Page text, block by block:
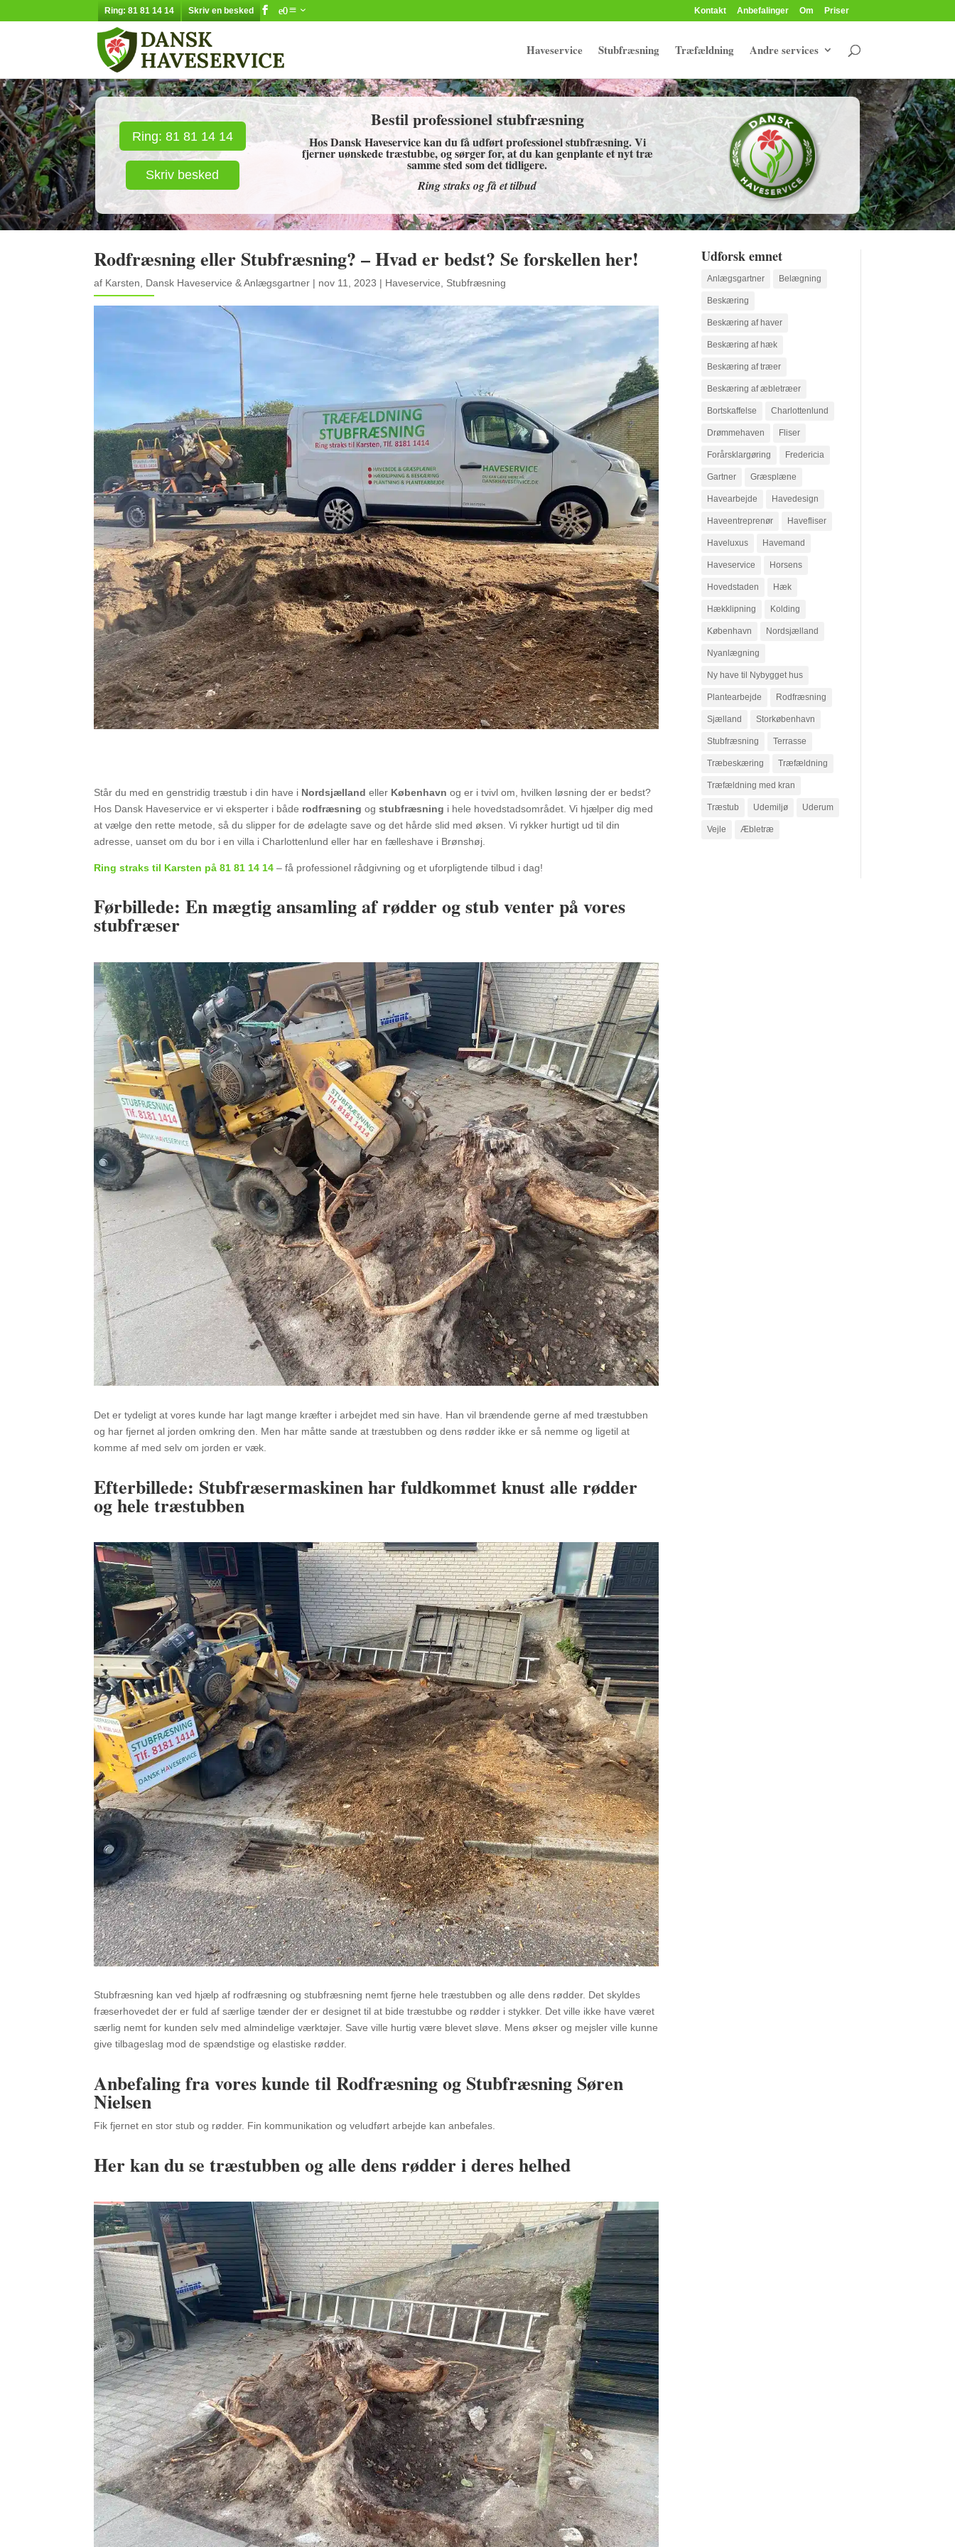
Kontakt Anbefalinger Om Priser
Ring: 81 81 14 14 Skriv en besked
Haveservice Stubfræsning Træfældning Andre services
Ring: 81 81 14 14
Skriv besked
Bestil professionel stubfræsning
Hos Dansk Haveservice kan du få udført professionel stubfræsning. Vi
fjerner uønskede træstubbe, og sørger for, at du kan genplante et nyt træ
samme sted som det tidligere.
Ring straks og få et tilbud
Rodfræsning eller Stubfræsning? – Hvad er bedst? Se forskellen her!
af Karsten, Dansk Haveservice & Anlægsgartner | nov 11, 2023 | Haveservice Stubfræsning
Står du med en genstridig træstub i din have i Nordsjælland eller København og er i tvivl om, hvilken løsning der er bedst?
Hos Dansk Haveservice er vi eksperter i både rodfræsning og stubfræsning i hele hovedstadsområdet. Vi hjælper dig med
at vælge den rette metode, så du slipper for de ødelagte save og det hårde slid med øksen. Vi rykker hurtigt ud til din
adresse, uanset om du bor i en villa i Charlottenlund eller har en fælleshave i Brønshøj.
Ring straks til Karsten på 81 81 14 14 – få professionel rådgivning og et uforpligtende tilbud i dag!
Førbillede: En mægtig ansamling af rødder og stub venter på vores
stubfræser
Det er tydeligt at vores kunde har lagt mange kræfter i arbejdet med sin have. Han vil brændende gerne af med træstubben
og har fjernet al jorden omkring den. Men har måtte sande at træstubben og dens rødder ikke er så nemme og ligetil at
komme af med selv om jorden er væk.
Efterbillede: Stubfræsermaskinen har fuldkommet knust alle rødder
og hele træstubben
Stubfræsning kan ved hjælp af rodfræsning og stubfræsning nemt fjerne hele træstubben og alle dens rødder. Det skyldes
fræserhovedet der er fuld af særlige tænder der er designet til at bide træstubbe og rødder i stykker. Det ville ikke have været
særlig nemt for kunden selv med almindelige værktøjer. Save ville hurtig være blevet sløve. Mens økser og mejsler ville kunne
give tilbageslag mod de spændstige og elastiske rødder.
Anbefaling fra vores kunde til Rodfræsning og Stubfræsning Søren
Nielsen
Fik fjernet en stor stub og rødder. Fin kommunikation og veludført arbejde kan anbefales.
Her kan du se træstubben og alle dens rødder i deres helhed
Udforsk emnet
Anlægsgartner Belægning
Beskæring
Beskæring af haver
Beskæring af hæk
Beskæring af træer
Beskæring af æbletræer
Bortskaffelse Charlottenlund
Drømmehaven Fliser
Forårsklargøring Fredericia
Gartner Græsplæne
Havearbejde Havedesign
Haveentreprenør Havefliser
Haveluxus Havemand
Haveservice Horsens
Hovedstaden Hæk
Hækklipning Kolding
København Nordsjælland
Nyanlægning
Ny have til Nybygget hus
Plantearbejde Rodfræsning
Sjælland Storkøbenhavn
Stubfræsning Terrasse
Træbeskæring Træfældning
Træfældning med kran
Træstub Udemiljø Uderum
Vejle Æbletræ